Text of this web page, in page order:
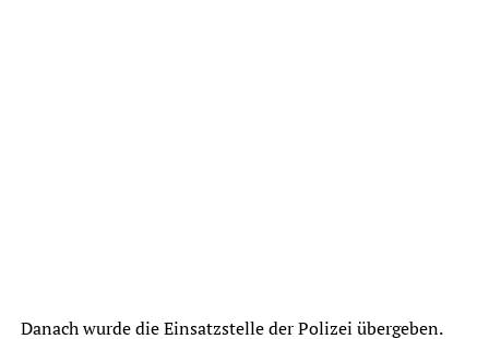
Danach wurde die Einsatzstelle der Polizei übergeben.